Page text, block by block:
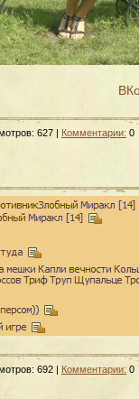
627 | Комментарии: 0
692 | Комментарии: 0